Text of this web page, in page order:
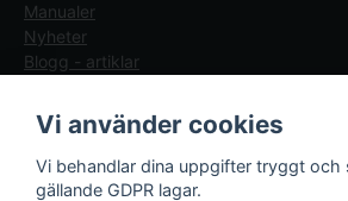
Manualer
Nyheter
Blogg - artiklar
Följ oss
AB
Vi använder cookies
Vi behandlar dina uppgifter tryggt och
gällande GDPR lagar.